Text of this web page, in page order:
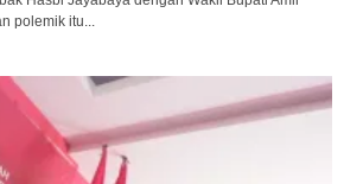
polemik itu...